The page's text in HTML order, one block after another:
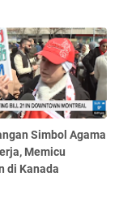
Simbol Agama
Memicu
di Kanada